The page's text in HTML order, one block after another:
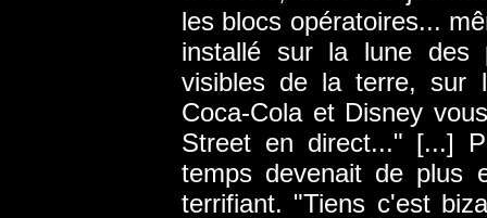
les blocs opératoires...
installé sur la lune des
visibles de la terre, sur
Coca-Cola et Disney
Street en direct..." [...]
temps devenait de plus
terrifiant. "Tiens c'est